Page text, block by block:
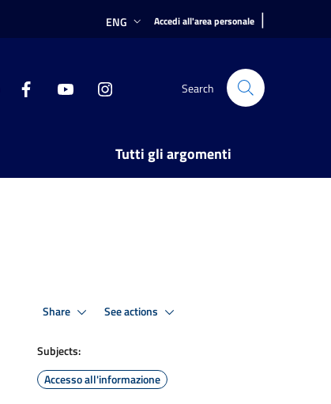
ENG Accedi all'area personale |
Search
Tutti gli argomenti
Share See actions
Subjects:
Accesso all'informazione